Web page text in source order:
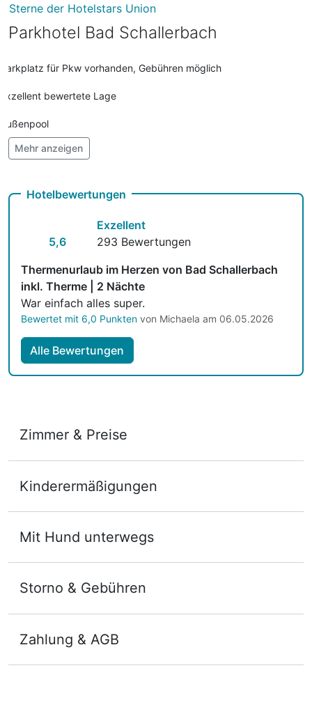
pro Stück (50 Minuten)
Schwefelbad
Teilkörpermassage
pro Stück (25 Minuten)
Tiefgaragenplatz
Sterne der Hotelstars Union
Parkhotel Bad Schallerbach
Parkplatz für Pkw vorhanden, Gebühren möglich
Exzellent bewertete Lage
Außenpool
Vielseitiger Wellnessbereich
Fahrradverleih
Fitnessgeräte stehen bereit
Kostenloses W-LAN
Zimmerservice verfügbar
Mit Hotelbar
Mehr anzeigen
Hotelbewertungen
5,6
Exzellent
293 Bewertungen
Thermenurlaub im Herzen von Bad Schallerbach
inkl. Therme | 2 Nächte
War einfach alles super.
Bewertet mit 6,0 Punkten von Michaela am 06.05.2026
Alle Bewertungen
Zimmer & Preise
2 Erwachsene und 2 Kinder
Kinderermäßigungen
Mit Hund unterwegs
Storno & Gebühren
Zahlung & AGB